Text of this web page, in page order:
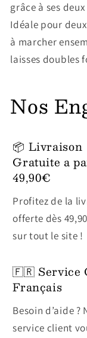
grâce à ses
Idéale pour
à marcher
laisses doubles
Nos
📦 Livraison
Gratuite a
49,90€
Profitez de la
offerte dès
sur tout le site !
🇫🇷 Service
Français
Besoin d’aide ?
service client